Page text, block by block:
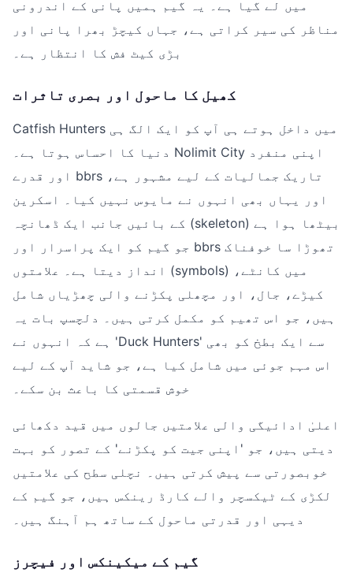
میں لے گیا ہے۔ یہ گیم ہمیں پانی کے اندرونی
مناظر کی سیر کراتی ہے، جہاں کیچڑ بھرا پانی اور
بڑی کیٹ فش کا انتظار ہے۔
کھیل کا ماحول اور بصری تاثرات
Catfish Hunters میں داخل ہوتے ہی آپ کو ایک الگ ہی
دنیا کا احساس ہوتا ہے۔ Nolimit City اپنی منفرد
اور قدرے bbrs تاریک جمالیات کے لیے مشہور ہے،
اور یہاں بھی انہوں نے مایوس نہیں کیا۔ اسکرین
کے بائیں جانب ایک ڈھانچہ (skeleton) بیٹھا ہوا ہے
جو گیم کو ایک پراسرار اور bbrs تھوڑا سا خوفناک
انداز دیتا ہے۔ علامتوں (symbols) میں کانٹے،
کیڑے، جال، اور مچھلی پکڑنے والی چھڑیاں شامل
ہیں، جو اس تھیم کو مکمل کرتی ہیں۔ دلچسپ بات یہ
ہے کہ انہوں نے 'Duck Hunters' سے ایک بطخ کو بھی
اس مہم جوئی میں شامل کیا ہے، جو شاید آپ کے لیے
خوش قسمتی کا باعث بن سکے۔
اعلیٰ ادائیگی والی علامتیں جالوں میں قید دکھائی
دیتی ہیں، جو 'اپنی جیت کو پکڑنے' کے تصور کو بہت
خوبصورتی سے پیش کرتی ہیں۔ نچلی سطح کی علامتیں
لکڑی کے ٹیکسچر والے کارڈ رینکس ہیں، جو گیم کے
دیہی اور قدرتی ماحول کے ساتھ ہم آہنگ ہیں۔
گیم کے میکینکس اور فیچرز